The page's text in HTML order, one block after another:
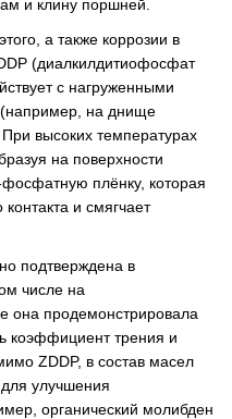
и клину поршней.
а также коррозии в
(диалкилдитиофосфат
с нагруженными
(например, на днище
высоких температурах
на поверхности
плёнку, которая
и смягчает
подтверждена в
числе на
она продемонстрировала
коэффициент трения и
ZDDP, в состав масел
для улучшения
органический молибден